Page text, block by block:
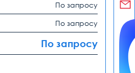
По запросу
По запросу
По запросу